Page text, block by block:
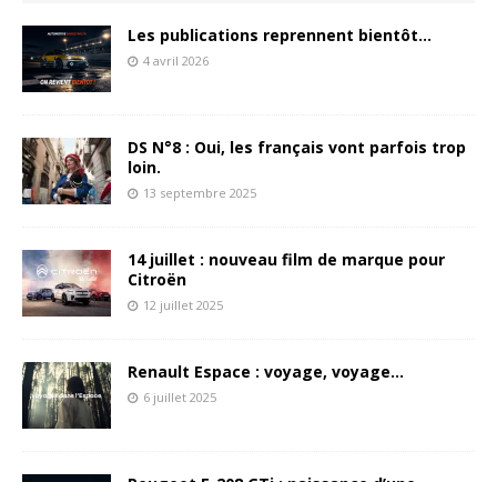
Les publications reprennent bientôt…
4 avril 2026
DS N°8 : Oui, les français vont parfois trop
loin.
13 septembre 2025
14 juillet : nouveau film de marque pour
Citroën
12 juillet 2025
Renault Espace : voyage, voyage…
6 juillet 2025